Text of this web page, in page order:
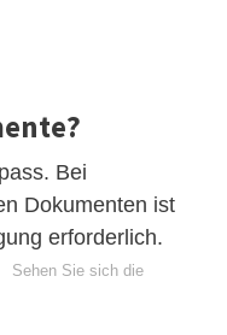
Bei
Dokumenten ist
erforderlich.
Sehen Sie sich die